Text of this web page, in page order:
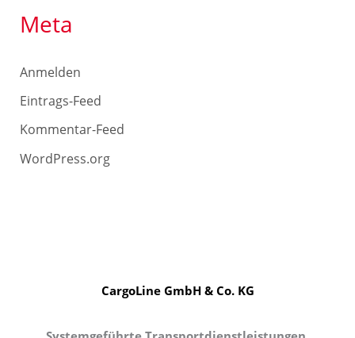
Meta
Anmelden
Eintrags-Feed
Kommentar-Feed
WordPress.org
CargoLine GmbH & Co. KG